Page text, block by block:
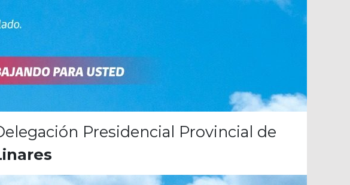
Presidencial Provincial de